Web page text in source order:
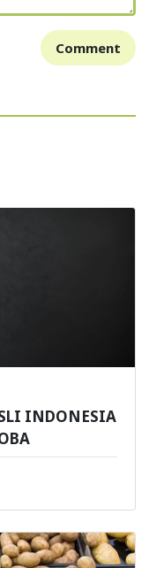
Comment
INDONESIA